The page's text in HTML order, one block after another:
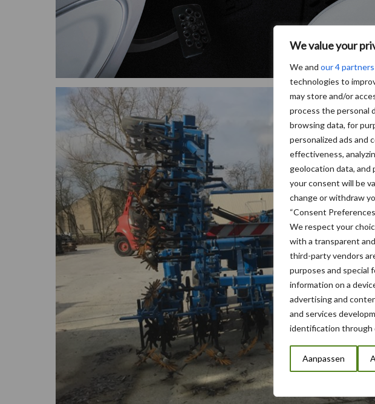
We value your
We and our 4 partners
technologies to
may store and/or
process the personal
browsing data, for
personalized ads and
effectiveness,
geolocation data,
your consent will be
change or withdraw
“Consent
We respect your
with a transparent
third-party vendors
purposes and special
information on a
advertising and
and services
identification through
Aanpassen